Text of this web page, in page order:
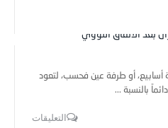
أو طرفة عين فحسب، لتعود
بالنسبة ...
التعليقات